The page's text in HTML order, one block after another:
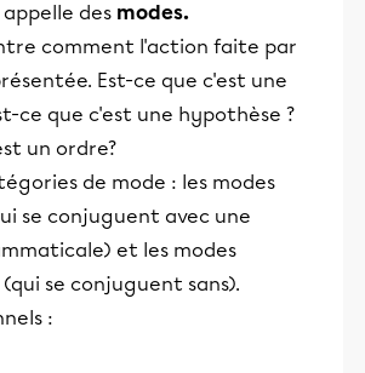
des modes.
comment l'action faite par
Est-ce que c'est une
ce que c'est une hypothèse ?
un ordre?
de mode : les modes
se conjuguent avec une
et les modes
se conjuguent sans).
: